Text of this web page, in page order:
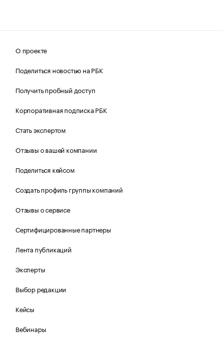
О проекте
Поделиться новостью на РБК
Получить пробный доступ
Корпоративная подписка РБК
Стать экспертом
Отзывы о вашей компании
Поделиться кейсом
Создать профиль группы компаний
Отзывы о сервисе
Сертифицированные партнеры
Лента публикаций
Эксперты
Выбор редакции
Кейсы
Вебинары